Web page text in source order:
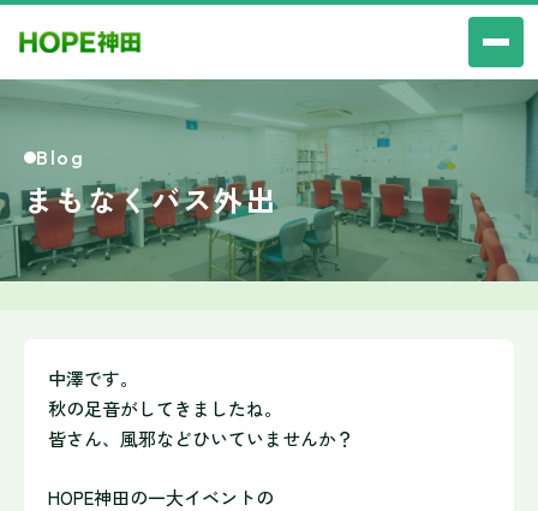
Blog
まもなくバス外出
中澤です。
秋の足音がしてきましたね。
皆さん、風邪などひいていませんか？
HOPE神田の一大イベントの